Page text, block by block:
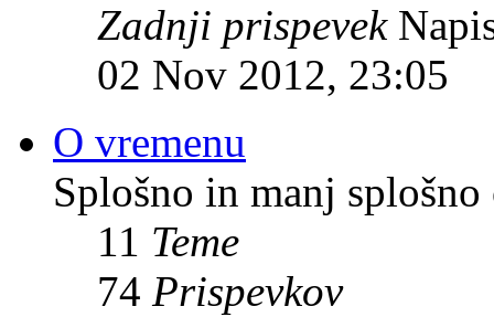
Zadnji prispevek
02 Nov 2012, 23:05
O vremenu
Splošno in manj splošno
11 Teme
74 Prispevkov